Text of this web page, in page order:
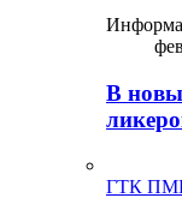
В
ГТК